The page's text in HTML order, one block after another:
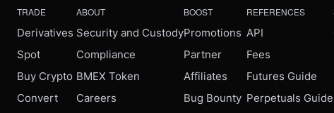
TRADE
Derivatives
Spot
Buy Crypto
Convert
ABOUT
Security and Custody
Compliance
BMEX Token
Careers
BOOST
Promotions
Partner
Affiliates
Bug Bounty
REFERENCES
API
Fees
Futures Guide
Perpetuals Guide